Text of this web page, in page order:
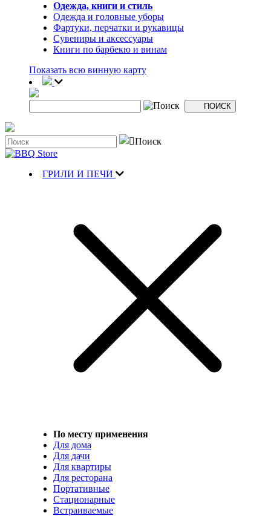
Одежда, книги и стиль
Одежда и головные уборы
Фартуки, перчатки и рукавицы
Сувениры и аксессуары
Книги по барбекю и винам
Показать всю винную карту
ГРИЛИ И ПЕЧИ
По месту применения
Для дома
Для дачи
Для квартиры
Для ресторана
Портативные
Стационарные
Встраиваемые